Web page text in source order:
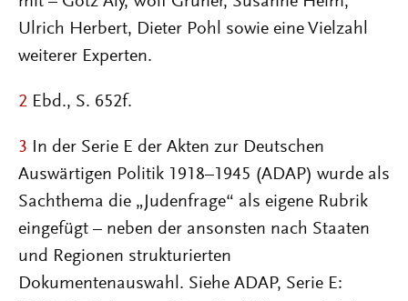
Ulrich Herbert, Dieter Pohl sowie eine Vielzahl
weiterer Experten.
2 Ebd., S. 652f.
3 In der Serie E der Akten zur Deutschen
Auswärtigen Politik 1918–1945 (ADAP) wurde als
Sachthema die „Judenfrage“ als eigene Rubrik
eingefügt – neben der ansonsten nach Staaten
und Regionen strukturierten
Dokumentenauswahl. Siehe ADAP, Serie E: